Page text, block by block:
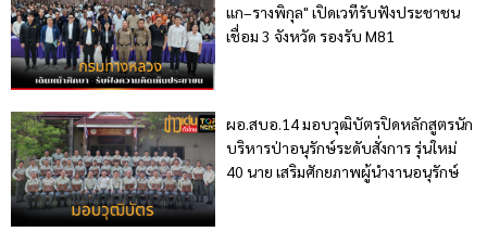
แก–รางพิกุล" เปิดเวทีรับฟังประชาชน
เชื่อม 3 จังหวัด รองรับ M81
ผอ.สบอ.14 มอบวุฒิบัตรปิดหลักสูตรนัก
บริหารป่าอนุรักษ์ระดับสั่งการ รุ่นใหม่
40 นาย เสริมศักยภาพผู้นำงานอนุรักษ์